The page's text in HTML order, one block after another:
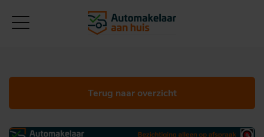
Terug naar overzicht